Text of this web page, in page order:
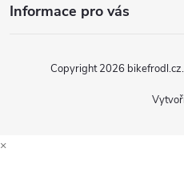
Informace pro vás
Copyright 2026 bikefrodl.cz
×